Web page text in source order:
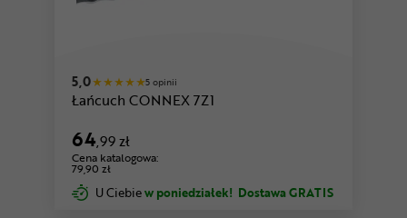
5,0 5 opinii
Łańcuch CONNEX 7Z1
64,99 zł
Cena katalogowa:
79,90 zł
U Ciebiew poniedziałek! Dostawa GRATIS